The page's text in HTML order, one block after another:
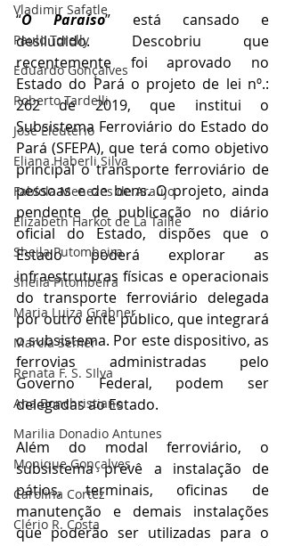
Vladimir Safatle
Paulo Torelly
Eduardo Gonçalves
Roberto Tardelli
José Eleutério
Eliana Haberli Silva
Fabíola Menezes de Araújo
Elizabeth Harkot de La Taille
Sheila Putombeira
Sheila Pitombeira
Maria Luiza Grabner
Marcia Semer
Renata F. S. SIlva
Ana Bonchristiano
Marilia Donadio Antunes
Monique Gonçalves
Carolina Cortez
Clério R. Costa
“O Paraíso” está cansado e
desiludido. Descobriu que
recentemente foi aprovado no
Estado do Pará o projeto de lei nº.:
262 de 2019, que institui o
Subsistema Ferroviário do Estado do
Pará (SFEPA), que terá como objetivo
principal o transporte ferroviário de
pessoas e de bens. O projeto, ainda
pendente de publicação no diário
oficial do Estado, dispões que o
Estado poderá explorar as
infraestruturas físicas e operacionais
do transporte ferroviário delegada
por outro ente público, que integrará
o subsistema. Por este dispositivo, as
ferrovias administradas pelo
Governo Federal, podem ser
delegadas ao Estado.
Além do modal ferroviário, o
subsistema prevê a instalação de
pátios, terminais, oficinas de
manutenção e demais instalações
que poderão ser utilizadas para o